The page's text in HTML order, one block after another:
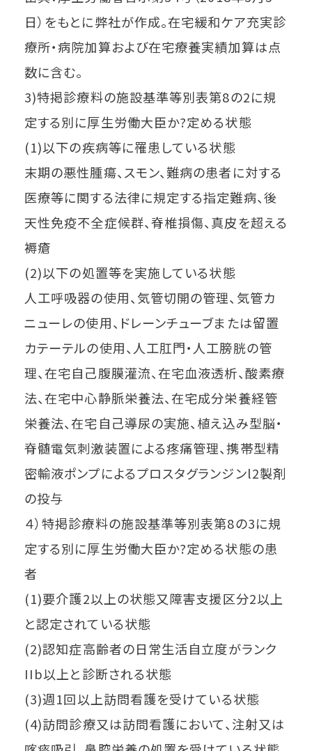
日）をもとに弊社が作成。在宅緩和ケア充実診
療所・病院加算および在宅療養実績加算は点
数に含む。
3)特掲診療料の施設基準等別表第8の2に規
定する別に厚生労働大臣か?定める状態
(1)以下の疾病等に罹患している状態
末期の悪性腫瘍、スモン、難病の患者に対する
医療等に関する法律に規定する指定難病、後
天性免疫不全症候群、脊椎損傷、真皮を超える
褥瘡
(2)以下の処置等を実施している状態
人工呼吸器の使用、気管切開の管理、気管カ
ニューレの使用、ドレーンチューブまたは留置
カテーテルの使用、人工肛門・人工膀胱の管
理、在宅自己腹膜灌流、在宅血液透析、酸素療
法、在宅中心静脈栄養法、在宅成分栄養経管
栄養法、在宅自己導尿の実施、植え込み型脳・
脊髄電気刺激装置による疼痛管理、携帯型精
密輸液ポンプによるプロスタグランジンl2製剤
の投与
４）特掲診療料の施設基準等別表第8の3に規
定する別に厚生労働大臣か?定める状態の患
者
(1)要介護2以上の状態又障害支援区分2以上
と認定されている状態
(2)認知症高齢者の日常生活自立度がランク
IIb以上と診断される状態
(3)週1回以上訪問看護を受けている状態
(4)訪問診療又は訪問看護において、注射又は